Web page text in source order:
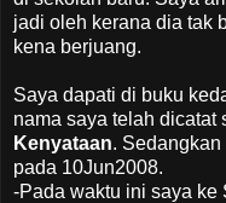
jadi oleh kerana dia tak
kena berjuang.
Saya dapati di buku
nama saya telah dicatat
Kenyataan.
pada 10Jun2008.
-Pada waktu ini saya ke